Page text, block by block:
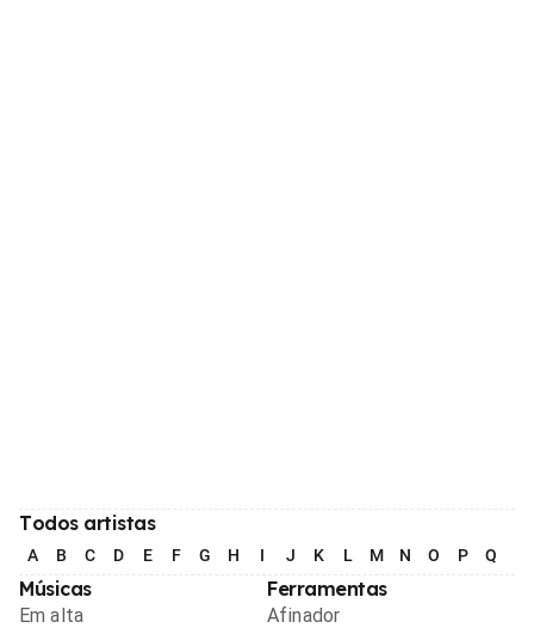
Todos artistas
A B C D E F G H I J K L M N O P Q
Músicas
Em alta
Ferramentas
Afinador